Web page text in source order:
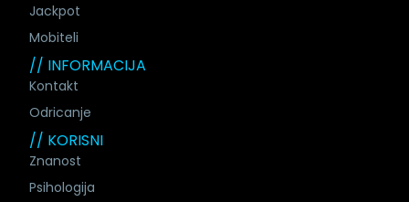
Jackpot
Mobiteli
// INFORMACIJA
Kontakt
Odricanje
// KORISNI
Znanost
Psihologija